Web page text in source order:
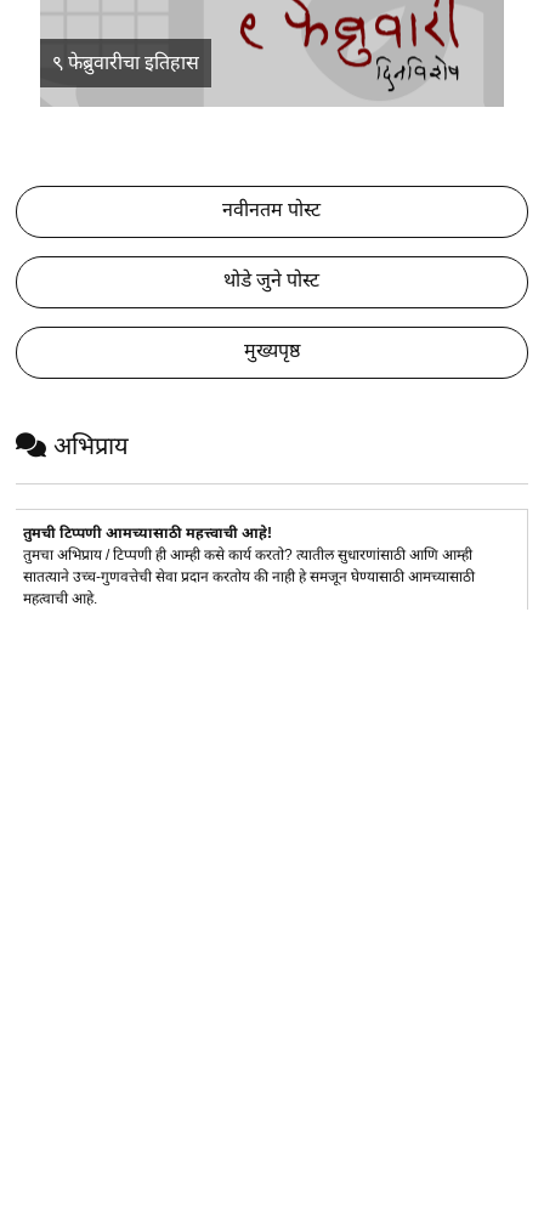
९ फेब्रुवारीचा इतिहास
नवीनतम पोस्ट
थोडे जुने पोस्ट
मुख्यपृष्ठ
अभिप्राय
तुमची टिप्पणी आमच्यासाठी महत्त्वाची आहे!
तुमचा अभिप्राय / टिप्पणी ही आम्ही कसे कार्य करतो? त्यातील सुधारणांसाठी आणि आम्ही
सातत्याने उच्च-गुणवत्तेची सेवा प्रदान करतोय की नाही हे समजून घेण्यासाठी आमच्यासाठी
महत्वाची आहे.